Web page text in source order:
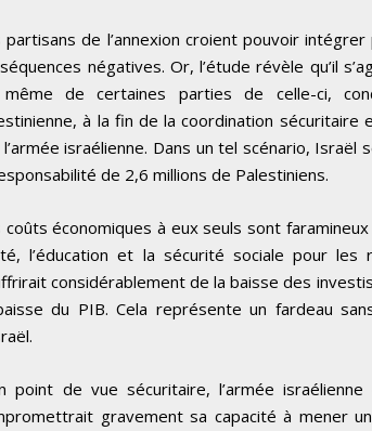
partisans de l’annexion croient pouvoir
négatives. Or, l’étude révèle qu’il
de certaines parties de celle-ci,
à la fin de la coordination sécuritaire
israélienne. Dans un tel scénario,
de 2,6 millions de Palestiniens.
coûts économiques à eux seuls sont
l’éducation et la sécurité sociale pour les
considérablement de la baisse des
du PIB. Cela représente un fardeau
point de vue sécuritaire, l’armée
gravement sa capacité à mener